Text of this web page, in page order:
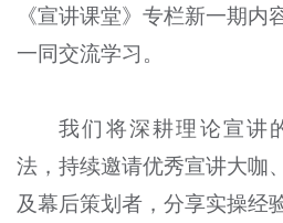
《宣讲课堂》专栏新一期内
一同交流学习。
我们将深耕理论宣讲
法，持续邀请优秀宣讲大咖
及幕后策划者，分享实操经